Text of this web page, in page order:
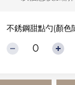
不銹鋼甜點勺(顏色